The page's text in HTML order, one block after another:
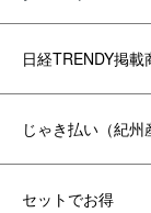
日経TRENDY掲載
じゃき払い（紀州
セットでお得